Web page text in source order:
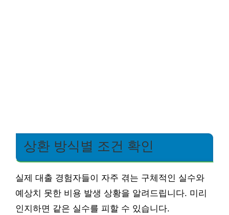
상환 방식별 조건 확인
실제 대출 경험자들이 자주 겪는 구체적인 실수와
예상치 못한 비용 발생 상황을 알려드립니다. 미리
인지하면 같은 실수를 피할 수 있습니다.